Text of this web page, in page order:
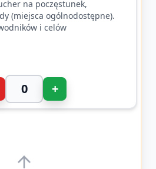
na poczęstunek,
(miejsca ogólnodostępne).
i celów
+